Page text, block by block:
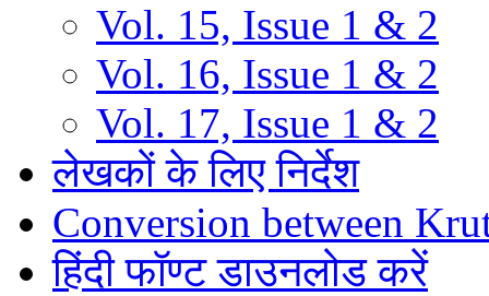
Vol. 15, Issue 1 & 2
Vol. 16, Issue 1 & 2
Vol. 17, Issue 1 & 2
लेखकों के लिए निर्देश
Conversion between
हिंदी फॉण्ट डाउनलोड करें